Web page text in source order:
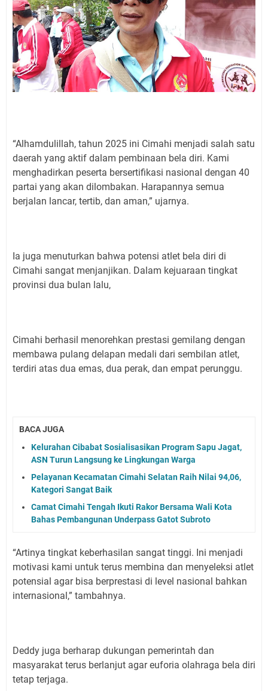
“Alhamdulillah, tahun 2025 ini Cimahi menjadi salah satu
daerah yang aktif dalam pembinaan bela diri. Kami
menghadirkan peserta bersertifikasi nasional dengan 40
partai yang akan dilombakan. Harapannya semua
berjalan lancar, tertib, dan aman,” ujarnya.
Ia juga menuturkan bahwa potensi atlet bela diri di
Cimahi sangat menjanjikan. Dalam kejuaraan tingkat
provinsi dua bulan lalu,
Cimahi berhasil menorehkan prestasi gemilang dengan
membawa pulang delapan medali dari sembilan atlet,
terdiri atas dua emas, dua perak, dan empat perunggu.
BACA JUGA
Kelurahan Cibabat Sosialisasikan Program Sapu Jagat,
ASN Turun Langsung ke Lingkungan Warga
Pelayanan Kecamatan Cimahi Selatan Raih Nilai 94,06,
Kategori Sangat Baik
Camat Cimahi Tengah Ikuti Rakor Bersama Wali Kota
Bahas Pembangunan Underpass Gatot Subroto
“Artinya tingkat keberhasilan sangat tinggi. Ini menjadi
motivasi kami untuk terus membina dan menyeleksi atlet
potensial agar bisa berprestasi di level nasional bahkan
internasional,” tambahnya.
Deddy juga berharap dukungan pemerintah dan
masyarakat terus berlanjut agar euforia olahraga bela diri
tetap terjaga.